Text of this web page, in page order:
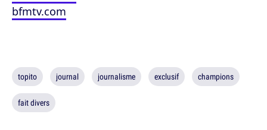
bfmtv.com
topito journal journalisme exclusif champions
fait divers